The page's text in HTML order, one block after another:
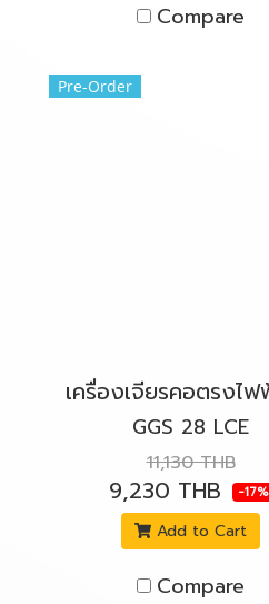
Compare
Pre-Order
GGS 28 LCE
11,130 THB
9,230 THB -17%
Add to Cart
Compare